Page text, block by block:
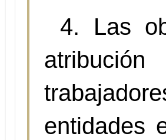
4. Las
entidades